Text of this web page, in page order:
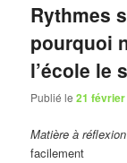
Rythmes
pourquoi
l’école le
Publié le21
Matière à réflexion
facilement